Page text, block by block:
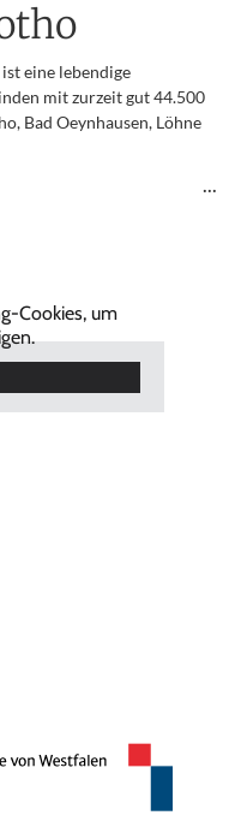
eine lebendige
mit zurzeit gut 44.500
Bad Oeynhausen, Löhne
Cookies, um